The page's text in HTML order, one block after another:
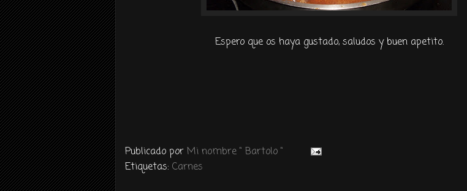
Espero que os haya gustado, saludos y buen apetito.
Publicado por Mi nombre " Bartolo "
Etiquetas: Carnes